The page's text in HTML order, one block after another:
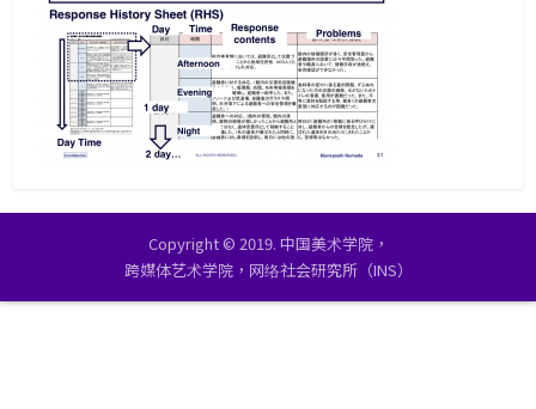
Copyright © 2019. 中国美术学院，
跨媒体艺术学院，网络社会研究所（INS）